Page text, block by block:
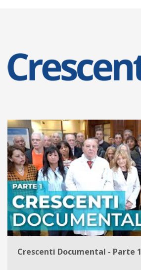
Crescenti Documental - Parte 1